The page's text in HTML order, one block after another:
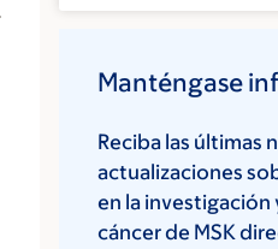
Manténgase
Reciba las últimas
actualizaciones
en la investigación
cáncer de MSK